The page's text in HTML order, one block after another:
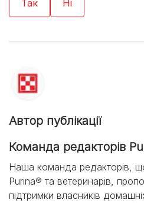
Автор публікації
Команда редакторів
Наша команда редакторів,
Purina® та ветеринарів,
підтримки власників